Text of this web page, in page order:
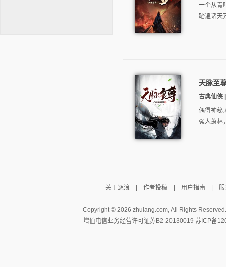
一个从青
踏遍诸天
天脉至
古典仙侠
偶得神秘
强人萧林
关于逐浪 作者投稿| 用户指南 服
Copyright © 2026 zhulang.com, All Rights
增值电信业务经营许可证苏B2-20130019 苏ICP备